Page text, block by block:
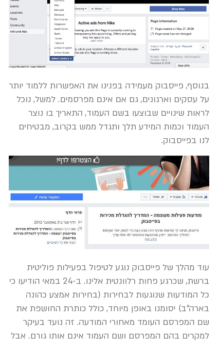
בנוסף, פייסבוק מעמידה בפנינו את האפשרות ללמוד יותר
על עסקים וארגונים, גם אם אינם מפרסמים. למשל, נוכל
לראות שינויים שבוצעו בשם העמוד, התאריך בו נוצר
העמוד וכמות המידע תלך ותגדל ממש בקרוב, מבטיחים
לנו בפייסבוק.
עוד מהלך של פייסבוק נוגע לטיפול בפעילות פוליטית
ברשת, שכרגע פחות רלוונטית אלינו. ב-24 במאי הודיעו כי
כל המודעות שנוגעות לבחירות (בחירות אמצע כהונה
בארה"ב) יסומנו באופן מיוחד, כולל כותרת החושפת את
שם המפרסם העומד מאחורי המודעה. זה נועד בעיקר
למקרים בהם המפרסם ושם העמוד אינם אותו גורם. אבל